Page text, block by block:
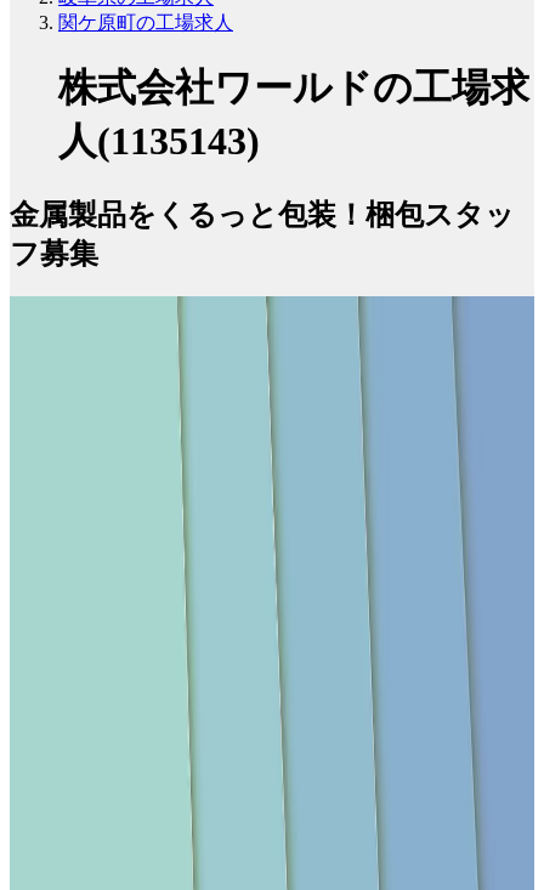
関ケ原町の工場求人
株式会社ワールドの工場求
人(1135143)
金属製品をくるっと包装！梱包スタッ
フ募集